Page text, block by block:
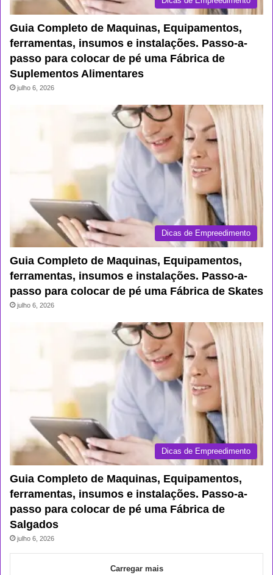
Guia Completo de Maquinas, Equipamentos,
ferramentas, insumos e instalações. Passo-a-
passo para colocar de pé uma Fábrica de
Suplementos Alimentares
julho 6, 2026
Dicas de Empreedimento
Guia Completo de Maquinas, Equipamentos,
ferramentas, insumos e instalações. Passo-a-
passo para colocar de pé uma Fábrica de Skates
julho 6, 2026
Dicas de Empreedimento
Guia Completo de Maquinas, Equipamentos,
ferramentas, insumos e instalações. Passo-a-
passo para colocar de pé uma Fábrica de
Salgados
julho 6, 2026
Carregar mais